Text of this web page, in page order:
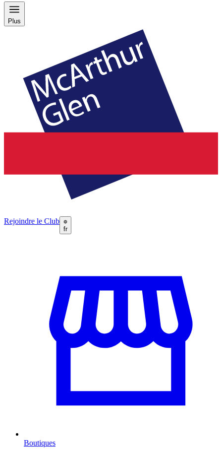
Plus
Rejoindre le Club
fr
Boutiques